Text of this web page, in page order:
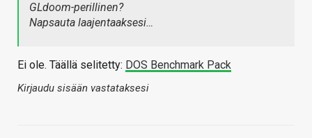
GLdoom-perillinen?
Napsauta laajentaaksesi…
Ei ole. Täällä selitetty: DOS Benchmark Pack
Kirjaudu sisään vastataksesi